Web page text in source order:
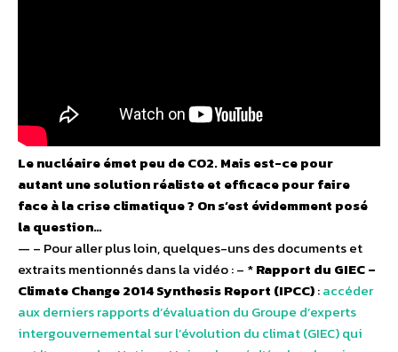
Le nucléaire émet peu de CO2. Mais est-ce pour
autant une solution réaliste et efficace pour faire
face à la crise climatique ? On s’est évidemment posé
la question…
— – Pour aller plus loin, quelques-uns des documents et
extraits mentionnés dans la vidéo : – *Rapport du GIEC –
Climate Change 2014 Synthesis Report (IPCC):accéder
aux derniers rapports d’évaluation du Groupe d’experts
intergouvernemental sur l’évolution du climat (GIEC) qui